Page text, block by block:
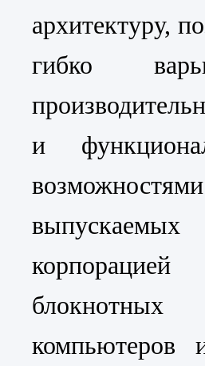
архитектуру,
гибко
и
возможностями
выпускаемых
корпорацией
блокнотных
компьютеров